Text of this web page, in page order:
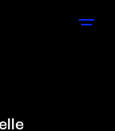
lle